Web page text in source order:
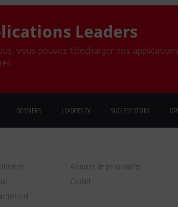
Leaders
vous pouvez télécharger nos applications
DOSSIERS LEADERS TV SUCCESS STORY
Annuaire de personnalités
Contact
mensuel